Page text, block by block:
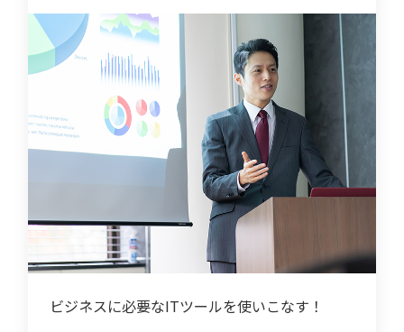
ビジネスに必要なITツールを使いこなす！